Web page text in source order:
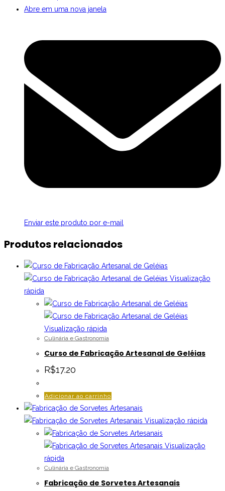
Abre em uma nova janela
Enviar este produto por e-mail
Produtos relacionados
Visualização
rápida
Visualização rápida
Culinária e Gastronomia
Curso de Fabricação Artesanal de Geléias
R$17.20
Adicionar ao carrinho
Visualização rápida
Visualização
rápida
Culinária e Gastronomia
Fabricação de Sorvetes Artesanais